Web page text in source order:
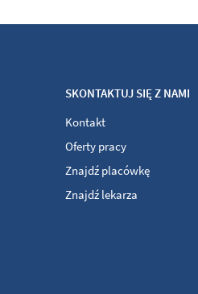
SKONTAKTUJ SIĘ Z NAMI
Kontakt
Oferty pracy
Znajdź placówkę
Znajdź lekarza